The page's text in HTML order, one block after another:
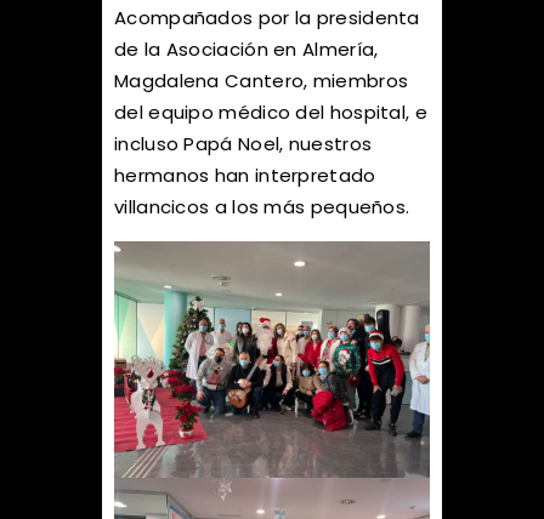
Acompañados por la presidenta
de la Asociación en Almería,
Magdalena Cantero, miembros
del equipo médico del hospital, e
incluso Papá Noel, nuestros
hermanos han interpretado
villancicos a los más pequeños.